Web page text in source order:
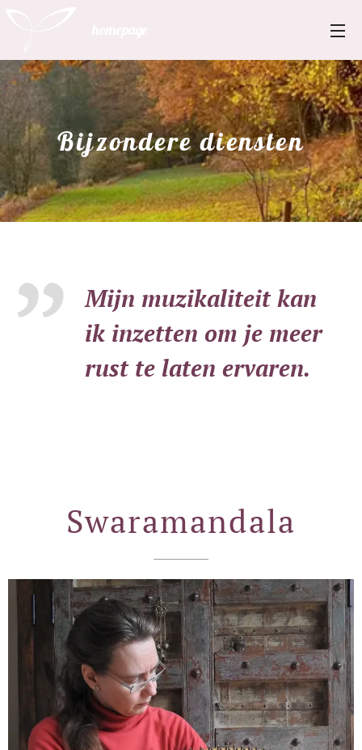
Bijzondere diensten
Mijn muzikaliteit kan
ik inzetten om je meer
rust te laten ervaren.
Swaramandala